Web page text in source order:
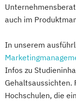
auch im
In unserem
Infos zu
Gehaltsaussichten.
Hochschulen, die